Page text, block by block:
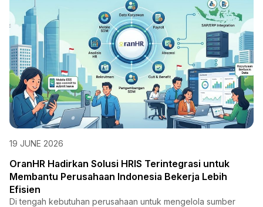
19 JUNE 2026
OranHR Hadirkan Solusi HRIS Terintegrasi untuk
Membantu Perusahaan Indonesia Bekerja Lebih
Efisien
Di tengah kebutuhan perusahaan untuk mengelola sumber